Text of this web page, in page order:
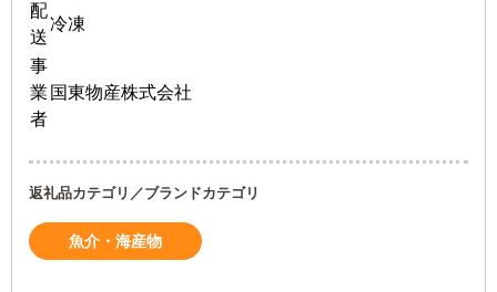
配
送
冷凍
事
業
者
国東物産株式会社
返礼品カテゴリ／ブランドカテゴリ
魚介・海産物